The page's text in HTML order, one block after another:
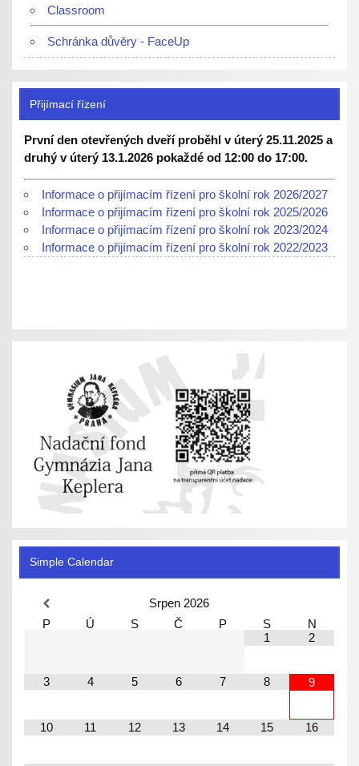
Classroom
Schránka důvěry - FaceUp
Přijímací řízení
První den otevřených dveří proběhl v úterý 25.11.2025 a
druhý v úterý 13.1.2026 pokaždé od 12:00 do 17:00.
Informace o přijímacím řízení pro školní rok 2026/2027
Informace o přijímacím řízení pro školní rok 2025/2026
Informace o přijímacím řízení pro školní rok 2023/2024
Informace o přijímacím řízení pro školní rok 2022/2023
Simple Calendar
Srpen 2026
P
Ú S Č P S
N
1
2
3 4 5 6 7 8 9
10 11 12 13 14 15 16